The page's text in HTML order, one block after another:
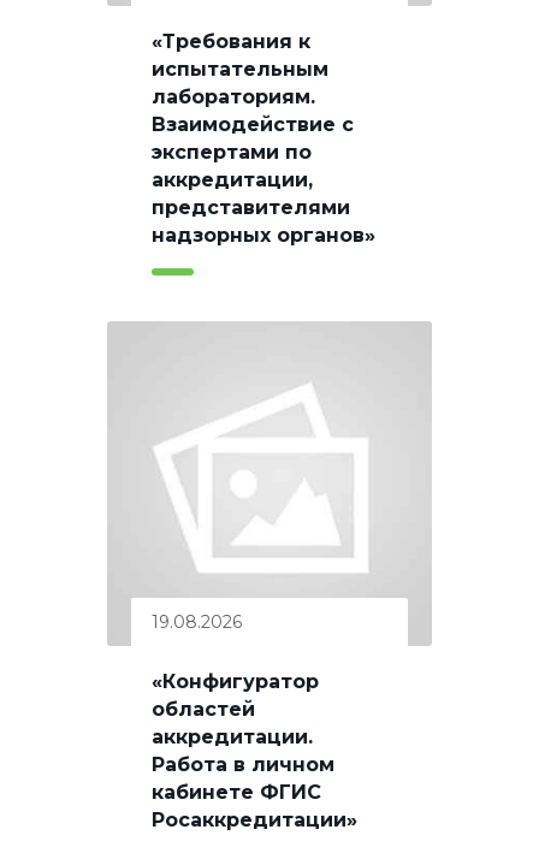
«Требования к
испытательным
лабораториям.
Взаимодействие с
экспертами по
аккредитации,
представителями
надзорных органов»
19.08.2026
«Конфигуратор
областей
аккредитации.
Работа в личном
кабинете ФГИС
Росаккредитации»